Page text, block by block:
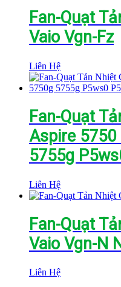
Fan-Quạt
Vaio Vgn-Fz
Liên Hệ
Fan-Quạt
Aspire
5755g
Liên Hệ
Fan-Quạt
Vaio Vgn-N
Liên Hệ